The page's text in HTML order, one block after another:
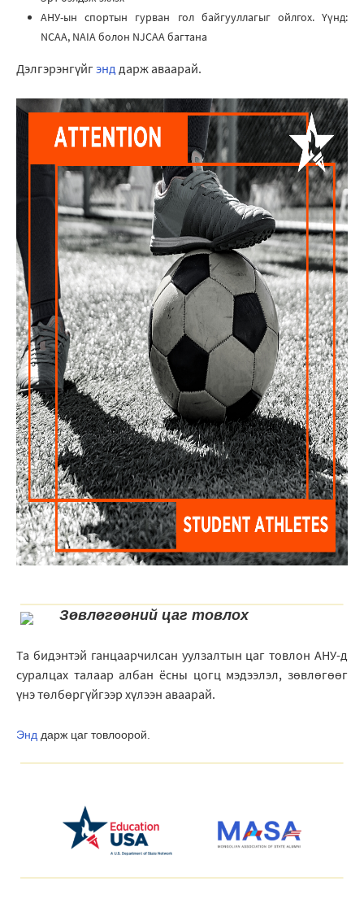
АНУ-ын спортын гурван гол байгууллагыг ойлгох. Үүнд:
NCAA, NAIA болон NJCAA багтана
Дэлгэрэнгүйгэнд дарж аваарай.
Зѳвлѳгѳѳний цаг товлох
Та бидэнтэй ганцаарчилсан уулзалтын цаг товлон АНУ-д
суралцах талаар албан ёсны цогц мэдээлэл, зөвлөгөөг
үнэ тѳлбѳргүйгээр хүлээн аваарай.
Энд дарж цаг товлоорой.